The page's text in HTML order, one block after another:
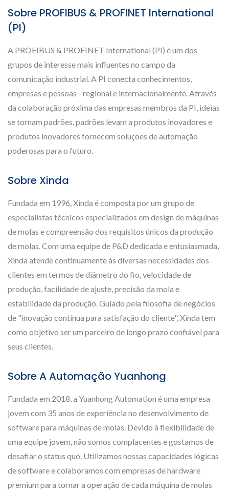
Sobre PROFIBUS & PROFINET International
(PI)
A PROFIBUS & PROFINET International (PI) é um dos
grupos de interesse mais influentes no campo da
comunicação industrial. A PI conecta conhecimentos,
empresas e pessoas - regional e internacionalmente. Através
da colaboração próxima das empresas membros da PI, ideias
se tornam padrões, padrões levam a produtos inovadores e
produtos inovadores fornecem soluções de automação
poderosas para o futuro.
Sobre Xinda
Fundada em 1996, Xinda é composta por um grupo de
especialistas técnicos especializados em design de máquinas
de molas e compreensão dos requisitos únicos da produção
de molas. Com uma equipe de P&D dedicada e entusiasmada,
Xinda atende continuamente às diversas necessidades dos
clientes em termos de diâmetro do fio, velocidade de
produção, facilidade de ajuste, precisão da mola e
estabilidade da produção. Guiado pela filosofia de negócios
de "inovação contínua para satisfação do cliente", Xinda tem
como objetivo ser um parceiro de longo prazo confiável para
seus clientes.
Sobre A Automação Yuanhong
Fundada em 2018, a Yuanhong Automation é uma empresa
jovem com 35 anos de experiência no desenvolvimento de
software para máquinas de molas. Devido à flexibilidade de
uma equipe jovem, não somos complacentes e gostamos de
desafiar o status quo. Utilizamos nossas capacidades lógicas
de software e colaboramos com empresas de hardware
premium para tornar a operação de cada máquina de molas